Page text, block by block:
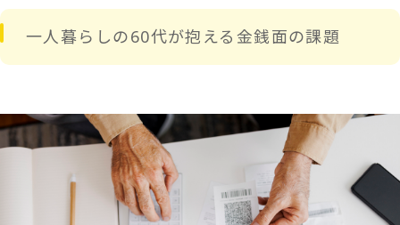
一人暮らしの60代が抱える金銭面の課題